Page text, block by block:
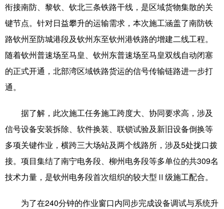
北京 天津 河北 山西
辽宁 吉林 上海 江苏
浙江 安徽 福建 江西
山东 河南 湖北 湖南
四川 贵州 云南 西藏
甘肃 青海 宁夏
新疆 内蒙古 黑龙江
多语种频道
衔接南防、黎钦、钦北三条铁路干线，是区域货物集散的关
键节点。针对日益攀升的运输需求，本次施工涵盖了南防铁
路钦州至防城港段及钦州东至钦州港铁路的增建二线工程。
随着钦州普速场至马皇、钦州东普速场至马皇双线自动闭塞
的正式开通，北部湾区域铁路货运的信号传输链路进一步打
通。
据了解，此次施工任务施工跨度大、协同要求高，涉及
信号设备安装拆除、软件换装、联锁试验及新旧设备倒换等
多项关键作业，横跨三大场站及两个线路所，涉及5处拢口拨
接。项目集结了南宁电务段、柳州电务段等多单位的共309名
技术力量，是钦州电务段首次组织的较大型Ⅱ级施工配合。
为了在240分钟的作业窗口内同步完成设备调试与系统升